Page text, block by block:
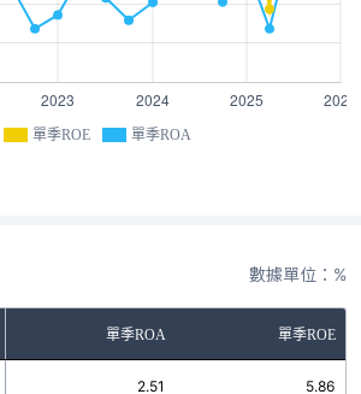
單季ROE 單季ROA
數據單位：%
單季ROA 單季ROE
2.51 5.86